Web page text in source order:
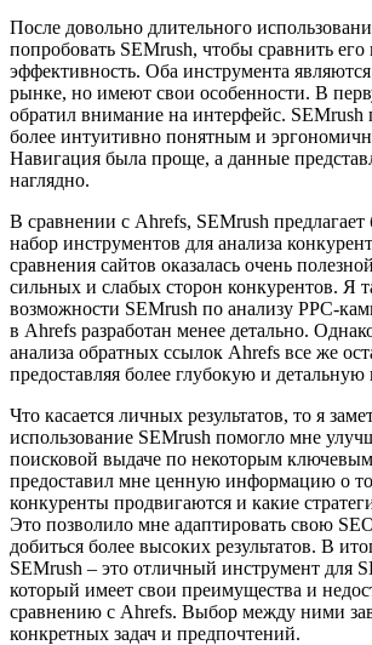
После довольно длительного
попробовать SEMrush, чтобы сравнить
эффективность. Оба инструмента
рынке, но имеют свои особенности. В
обратил внимание на интерфейс. SEMrush
более интуитивно понятным и
Навигация была проще, а данные
наглядно.
В сравнении с Ahrefs, SEMrush
набор инструментов для анализа
сравнения сайтов оказалась очень
сильных и слабых сторон конкурентов. Я
возможности SEMrush по анализу PPC-
в Ahrefs разработан менее детально.
анализа обратных ссылок Ahrefs все же
предоставляя более глубокую и
Что касается личных результатов, то я
использование SEMrush помогло мне
поисковой выдаче по некоторым
предоставил мне ценную информацию о
конкуренты продвигаются и какие
Это позволило мне адаптировать свою
добиться более высоких результатов. В
SEMrush – это отличный инструмент для
который имеет свои преимущества и
сравнению с Ahrefs. Выбор между ними
конкретных задач и предпочтений.